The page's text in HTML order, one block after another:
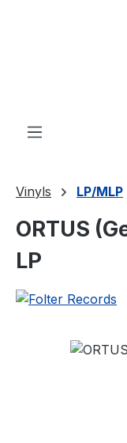
Vinyls LP/MLP
ORTUS
LP
Bildergalerie